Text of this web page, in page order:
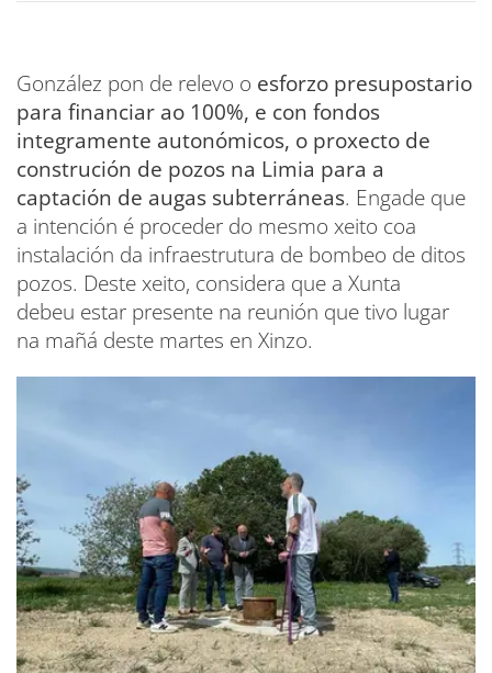
González pon de relevo o esforzo presupostario
para financiar ao 100%, e con fondos
integramente autonómicos, o proxecto de
construción de pozos na Limia para a
captación de augas subterráneas. Engade que
a intención é proceder do mesmo xeito coa
instalación da infraestrutura de bombeo de ditos
pozos. Deste xeito, considera que a Xunta
debeu estar presente na reunión que tivo lugar
na mañá deste martes en Xinzo.